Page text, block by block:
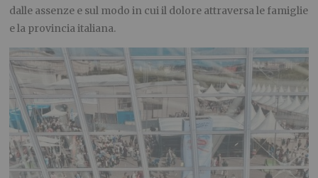
dalle assenze e sul modo in cui il dolore attraversa le famiglie
e la provincia italiana.